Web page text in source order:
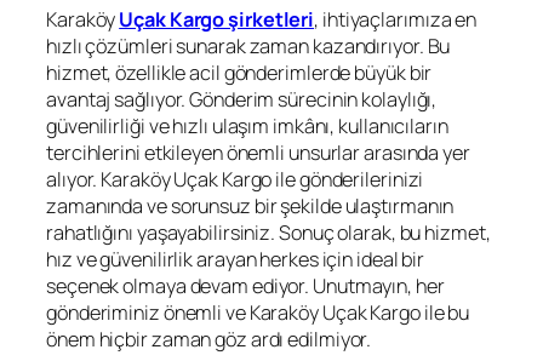
KaraköyUçak Kargo şirketleri, ihtiyaçlarımıza en
hızlı çözümleri sunarak zaman kazandırıyor. Bu
hizmet, özellikle acil gönderimlerde büyük bir
avantaj sağlıyor. Gönderim sürecinin kolaylığı,
güvenilirliği ve hızlı ulaşım imkânı, kullanıcıların
tercihlerini etkileyen önemli unsurlar arasında yer
alıyor. Karaköy Uçak Kargo ile gönderilerinizi
zamanında ve sorunsuz bir şekilde ulaştırmanın
rahatlığını yaşayabilirsiniz. Sonuç olarak, bu hizmet,
hız ve güvenilirlik arayan herkes için ideal bir
seçenek olmaya devam ediyor. Unutmayın, her
gönderiminiz önemli ve Karaköy Uçak Kargo ile bu
önem hiçbir zaman göz ardı edilmiyor.